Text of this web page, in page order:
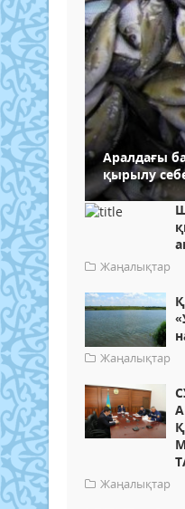
Аралдағы
қырылу
Жаңалықтар
Жаңалықтар
Жаңалықтар